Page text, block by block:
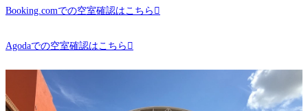
Booking.comでの空室確認はこちら
Agodaでの空室確認はこちら